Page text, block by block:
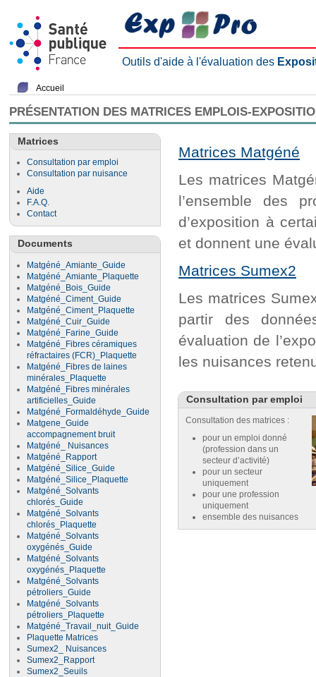
Outils d'aide à l'évaluation des
Accueil
PRÉSENTATION DES MATRICES EMPLOIS-
Matrices
Consultation par emploi
Consultation par nuisance
Aide
F.A.Q.
Contact
Documents
Matgéné_Amiante_Guide
Matgéné_Amiante_Plaquette
Matgéné_Bois_Guide
Matgéné_Ciment_Guide
Matgéné_Ciment_Plaquette
Matgéné_Cuir_Guide
Matgéné_Farine_Guide
Matgéné_Fibres céramiques
réfractaires (FCR)_Plaquette
Matgéné_Fibres de laines
minérales_Plaquette
Matgéné_Fibres minérales
artificielles_Guide
Matgéné_Formaldéhyde_Guide
Matgene_Guide
accompagnement bruit
Matgéné_ Nuisances
Matgéné_Rapport
Matgéné_Silice_Guide
Matgéné_Silice_Plaquette
Matgéné_Solvants
chlorés_Guide
Matgéné_Solvants
chlorés_Plaquette
Matgéné_Solvants
oxygénés_Guide
Matgéné_Solvants
oxygénés_Plaquette
Matgéné_Solvants
pétroliers_Guide
Matgéné_Solvants
pétroliers_Plaquette
Matgéné_Travail_nuit_Guide
Plaquette Matrices
Sumex2_ Nuisances
Sumex2_Rapport
Sumex2_Seuils
Matrices Matgéné
Les matrices
l’ensemble des
d’exposition à
et donnent une
Matrices Sumex2
Les matrices
partir des
évaluation de
les nuisances
Consultation par emploi
Consultation des matrices :
pour un emploi donné
(profession dans un
secteur d’activité)
pour un secteur
uniquement
pour une profession
uniquement
ensemble des nuisances